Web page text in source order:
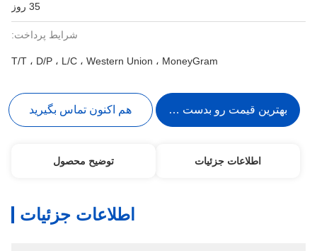
35 روز
شرایط پرداخت:
T/T ، D/P ، L/C ، Western Union ، MoneyGram
بهترین قیمت رو بدست بیار هم اکنون تماس بگیرید
اطلاعات جزئیات توضیح محصول
اطلاعات جزئیات